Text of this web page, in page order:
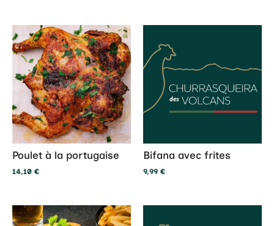
Poulet à la portugaise
14,10 €
Bifana avec frites
9,99 €